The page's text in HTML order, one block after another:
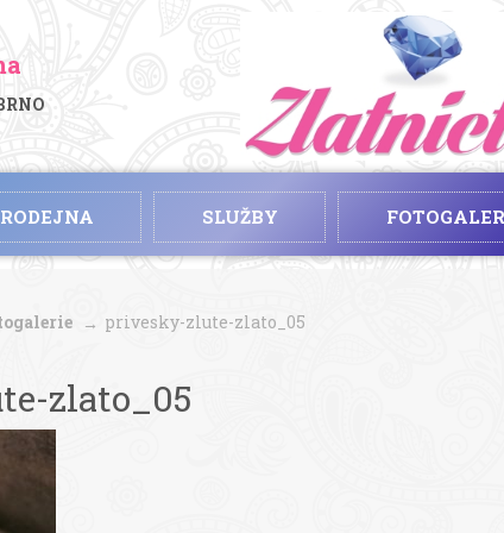
SLUŽBY
privesky-zlute-zlato_05
zlato_05